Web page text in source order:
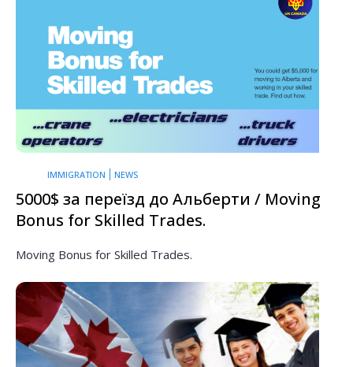
IMMIGRATION NEWS
5000$ за переїзд до Альберти / Moving
Bonus for Skilled Trades.
Moving Bonus for Skilled Trades.